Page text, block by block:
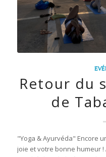
Retour du
de
"Yoga & Ayurvéda" Encore
joie et votre bonne humeur